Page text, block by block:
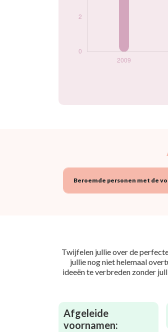
Beroemde personen met de
Twijfelen jullie over de
jullie nog niet helemaal
ideeën te verbreden zonder
Afgeleide
voornamen: